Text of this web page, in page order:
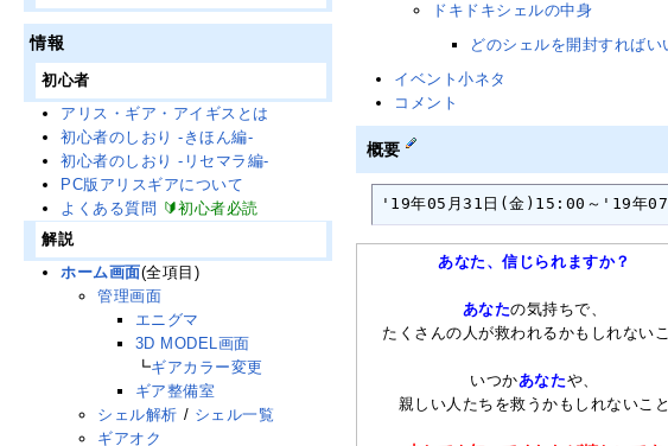
ドキドキシェルの中身
どのシェルを開封すればい
イベント小ネタ
コメント
概要
'19年05月31日(金)15:00～'19年
あなた、信じられますか？
あなたの気持ちで、
たくさんの人が救われるかもしれない
いつかあなたや、
親しい人たちを救うかもしれないこと
情報
初心者
アリス・ギア・アイギスとは
初心者のしおり -きほん編-
初心者のしおり -リセマラ編-
PC版アリスギアについて
よくある質問 🔰初心者必読
解説
ホーム画面(全項目)
管理画面
エニグマ
3D MODEL画面
┗ギアカラー変更
ギア整備室
シェル解析 / シェル一覧
ギアオク